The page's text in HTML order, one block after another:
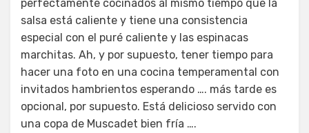
perfectamente cocinados al mismo tiempo que la
salsa está caliente y tiene una consistencia
especial con el puré caliente y las espinacas
marchitas. Ah, y por supuesto, tener tiempo para
hacer una foto en una cocina temperamental con
invitados hambrientos esperando …. más tarde es
opcional, por supuesto. Está delicioso servido con
una copa de Muscadet bien fría ….